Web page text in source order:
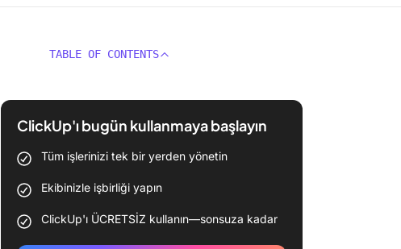
TABLE OF CONTENTS
ClickUp'ı bugün kullanmaya başlayın
Tüm işlerinizi tek bir yerden yönetin
Ekibinizle işbirliği yapın
ClickUp'ı ÜCRETSİZ kullanın—sonsuza kadar